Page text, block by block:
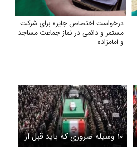
درخواست اختصاص جایزه برای شرکت
مستمر و دائمی در نماز جماعات مساجد
و امامزاده
۱۰ وسیله‌ ضروری که باید قبل از
حضور در مراسم بدرقه و تشییع